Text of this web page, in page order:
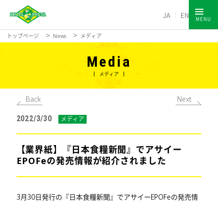
JA EN MENU
トップページ News メディア
Media
メディア
Back Next
2022/3/30 メディア
【業界紙】『日本食糧新聞』でアサイー
EPOFeの発売情報が紹介されました
3月30日発行の『日本食糧新聞』でアサイーEPOFeの発売情